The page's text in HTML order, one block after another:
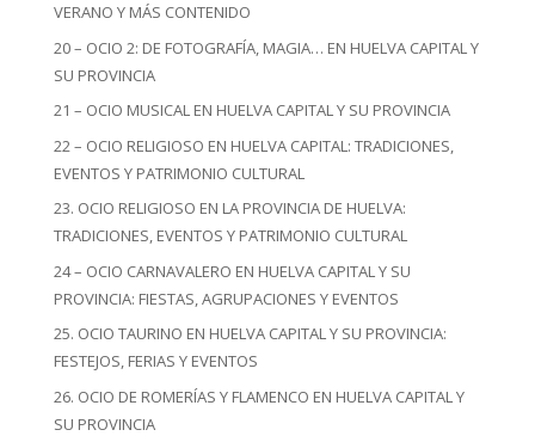
VERANO Y MÁS CONTENIDO
20 – OCIO 2: DE FOTOGRAFÍA, MAGIA… EN HUELVA CAPITAL Y
SU PROVINCIA
21 – OCIO MUSICAL EN HUELVA CAPITAL Y SU PROVINCIA
22 – OCIO RELIGIOSO EN HUELVA CAPITAL: TRADICIONES,
EVENTOS Y PATRIMONIO CULTURAL
23. OCIO RELIGIOSO EN LA PROVINCIA DE HUELVA:
TRADICIONES, EVENTOS Y PATRIMONIO CULTURAL
24 – OCIO CARNAVALERO EN HUELVA CAPITAL Y SU
PROVINCIA: FIESTAS, AGRUPACIONES Y EVENTOS
25. OCIO TAURINO EN HUELVA CAPITAL Y SU PROVINCIA:
FESTEJOS, FERIAS Y EVENTOS
26. OCIO DE ROMERÍAS Y FLAMENCO EN HUELVA CAPITAL Y
SU PROVINCIA